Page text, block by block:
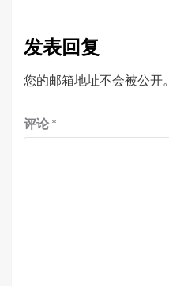
发表回复
您的邮箱地址不会被公开。
评论 *